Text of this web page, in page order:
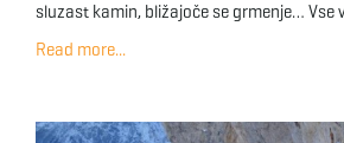
sluzast kamin, bližajoče se grmenje… Vse
Read more...